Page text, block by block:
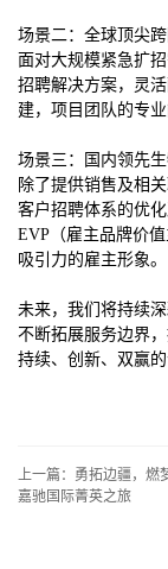
场景二：全球顶尖
面对大规模紧急扩
招聘解决方案，灵
建，项目团队的专
场景三：国内领先
除了提供销售及相
客户招聘体系的优
EVP（雇主品牌价
吸引力的雇主形象。
未来，我们将持续
不断拓展服务边界
持续、创新、双赢的
上一篇：勇拓边疆，燃
嘉驰国际菁英之旅